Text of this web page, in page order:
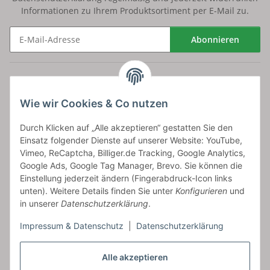
Alle akzeptieren
Wie wir Cookies & Co nutzen
Durch Klicken auf „Alle akzeptieren“ gestatten Sie den
Einsatz folgender Dienste auf unserer Website: YouTube,
Vimeo, ReCaptcha, Billiger.de Tracking, Google Analytics,
Google Ads, Google Tag Manager, Brevo. Sie können die
Einstellung jederzeit ändern (Fingerabdruck-Icon links
unten). Weitere Details finden Sie unter Konfigurieren und
in unserer Datenschutzerklärung.
Impressum & Datenschutz Datenschutzerklärung
Informationen zu Ihrem Produktsortiment per E-Mail zu.
Abonnieren
Artikelinformationen
Frieslandstr. 44 | 26446 Reepsholt
Fon 04468-9479855-0 | Fax -9